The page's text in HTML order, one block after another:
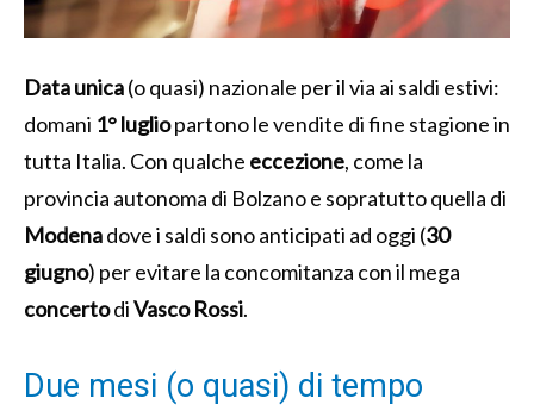
Data unica(o quasi) nazionale per il via ai saldi estivi:
domani 1° lugliopartono le vendite di fine stagione in
tutta Italia. Con qualche eccezione, come la
provincia autonoma di Bolzano e sopratutto quella di
Modenadove i saldi sono anticipati ad oggi (30
giugno) per evitare la concomitanza con il mega
concertodiVasco Rossi.
Due mesi (o quasi) di tempo